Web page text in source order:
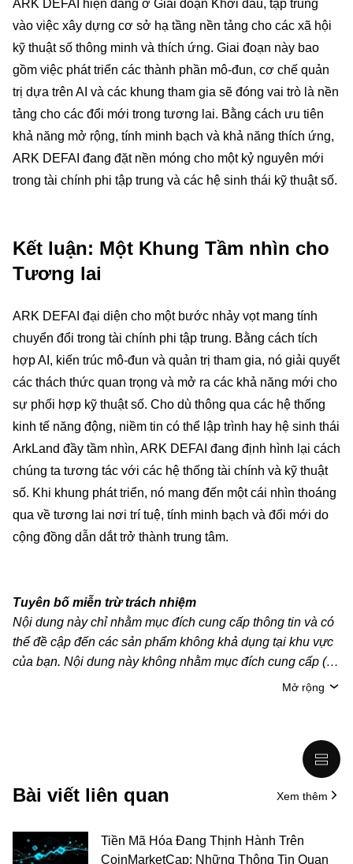
ARK DEFAI hiện đang ở Giai đoạn Khởi đầu, tập trung
vào việc xây dựng cơ sở hạ tầng nền tảng cho các xã hội
kỹ thuật số thông minh và thích ứng. Giai đoạn này bao
gồm việc phát triển các thành phần mô-đun, cơ chế quản
trị dựa trên AI và các khung tham gia sẽ đóng vai trò là nền
tảng cho các đổi mới trong tương lai. Bằng cách ưu tiên
khả năng mở rộng, tính minh bạch và khả năng thích ứng,
ARK DEFAI đang đặt nền móng cho một kỷ nguyên mới
trong tài chính phi tập trung và các hệ sinh thái kỹ thuật số.
Kết luận: Một Khung Tầm nhìn cho
Tương lai
ARK DEFAI đại diện cho một bước nhảy vọt mang tính
chuyển đổi trong tài chính phi tập trung. Bằng cách tích
hợp AI, kiến trúc mô-đun và quản trị tham gia, nó giải quyết
các thách thức quan trọng và mở ra các khả năng mới cho
sự phối hợp kỹ thuật số. Cho dù thông qua các hệ thống
kinh tế năng động, niềm tin có thể lập trình hay hệ sinh thái
ArkLand đầy tầm nhìn, ARK DEFAI đang định hình lại cách
chúng ta tương tác với các hệ thống tài chính và kỹ thuật
số. Khi khung phát triển, nó mang đến một cái nhìn thoáng
qua về tương lai nơi trí tuệ, tính minh bạch và đổi mới do
cộng đồng dẫn dắt trở thành trung tâm.
Tuyên bố miễn trừ trách nhiệm
Nội dung này chỉ nhằm mục đích cung cấp thông tin và có
thể đề cập đến các sản phẩm không khả dụng tại khu vực
của bạn. Nội dung này không nhằm mục đích cung cấp (i)
lời khuyên hoặc khuyến nghị đầu tư; (ii) đề nghị hoặc chào
sản kỹ thuật số/crypto, bao gồm cả stablecoin, có mức độ
rủi ro cao và có thể biến động mạnh. Bạn nên cân nhắc kỹ
xem việc giao dịch hoặc nắm giữ crypto/tài sản kỹ thuật số
có phù hợp với bạn hay không, dựa trên tình hình tài chính
lý/thuế/đầu tư để được giải đáp câu hỏi về tình hình cụ thể
của bản thân. Thông tin (bao gồm dữ liệu thị trường và
Mở rộng
Bài viết liên quan Xem thêm
Tiền Mã Hóa Đang Thịnh Hành Trên
CoinMarketCap: Những Thông Tin Quan